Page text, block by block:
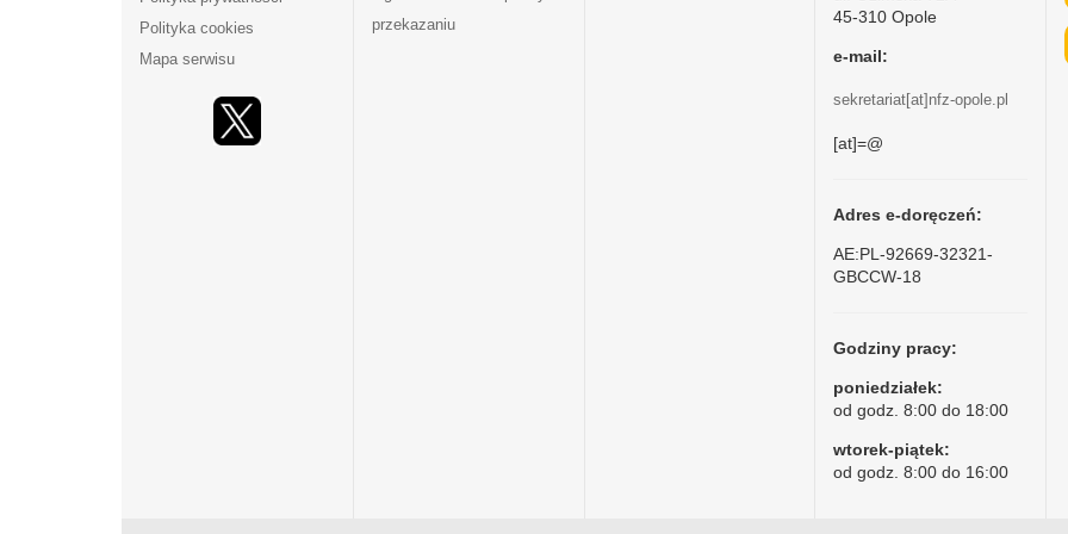
Polityka cookies
Mapa serwisu
przekazaniu
45-310 Opole
e-mail:
sekretariat[at]nfz-opole.pl
[at]=@
Adres e-doręczeń:
AE:PL-92669-32321-
GBCCW-18
Godziny pracy:
poniedziałek:
od godz. 8:00 do 18:00
wtorek-piątek:
od godz. 8:00 do 16:00